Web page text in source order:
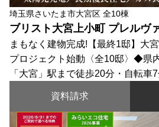
埼玉県さいたま市大宮区 全10棟
ブリスト大宮上小町 プレルヴ
まもなく建物完成!【最終1邸】大
プロジェクト始動〈全10邸〉◆県
「大宮」駅まで徒歩20分・自転車
資料請求